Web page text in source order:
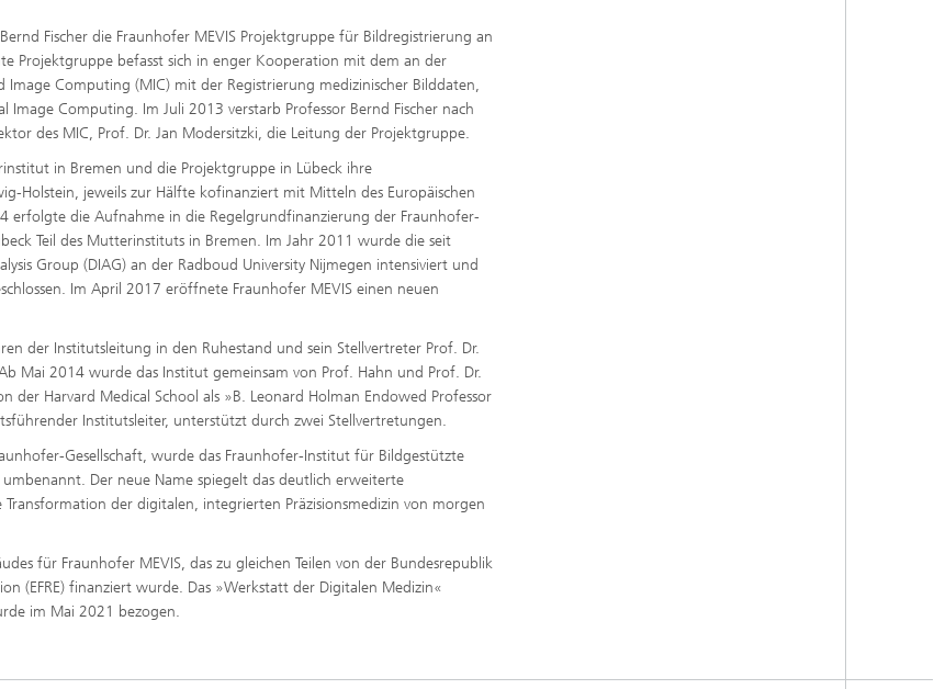
Fischer die Fraunhofer MEVIS Projektgruppe für Bildregistrierung an
Projektgruppe befasst sich in enger Kooperation mit dem an der
Computing (MIC) mit der Registrierung medizinischer Bilddaten,
Computing. Im Juli 2013 verstarb Professor Bernd Fischer nach
des MIC, Prof. Dr. Jan Modersitzki, die Leitung der Projektgruppe.
in Bremen und die Projektgruppe in Lübeck ihre
Holstein, jeweils zur Hälfte kofinanziert mit Mitteln des Europäischen
erfolgte die Aufnahme in die Regelgrundfinanzierung der Fraunhofer-
Teil des Mutterinstituts in Bremen. Im Jahr 2011 wurde die seit
Group (DIAG) an der Radboud University Nijmegen intensiviert und
Im April 2017 eröffnete Fraunhofer MEVIS einen neuen
der Institutsleitung in den Ruhestand und sein Stellvertreter Prof. Dr.
Mai 2014 wurde das Institut gemeinsam von Prof. Hahn und Prof. Dr.
Harvard Medical School als »B. Leonard Holman Endowed Professor
Institutsleiter, unterstützt durch zwei Stellvertretungen.
Gesellschaft, wurde das Fraunhofer-Institut für Bildgestützte
Der neue Name spiegelt das deutlich erweiterte
der digitalen, integrierten Präzisionsmedizin von morgen
für Fraunhofer MEVIS, das zu gleichen Teilen von der Bundesrepublik
(EFRE) finanziert wurde. Das »Werkstatt der Digitalen Medizin«
im Mai 2021 bezogen.